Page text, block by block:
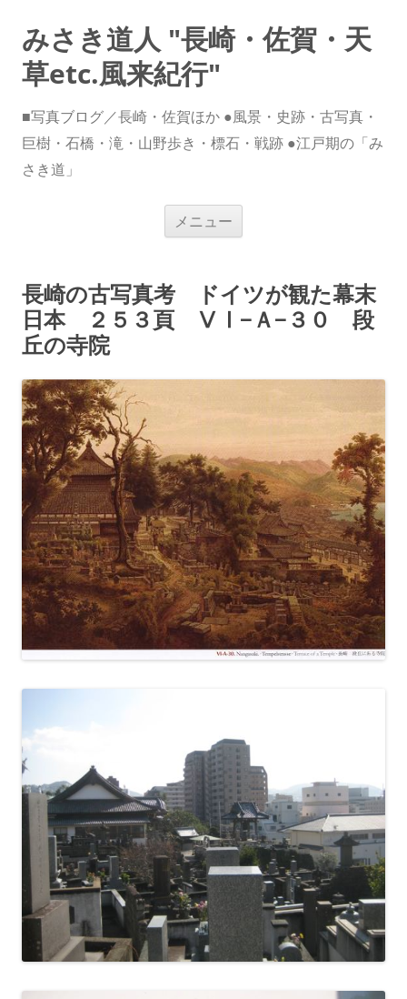
みさき道人 "長崎・佐賀・天
草etc.風来紀行"
■写真ブログ／長崎・佐賀ほか ●風景・史跡・古写真・
巨樹・石橋・滝・山野歩き・標石・戦跡 ●江戸期の「み
さき道」
メニュー
ス
キ
プ
長崎の古写真考 ドイツが観た幕末
日本 ２５３頁 ⅤⅠ−Ａ−３０ 段
丘の寺院